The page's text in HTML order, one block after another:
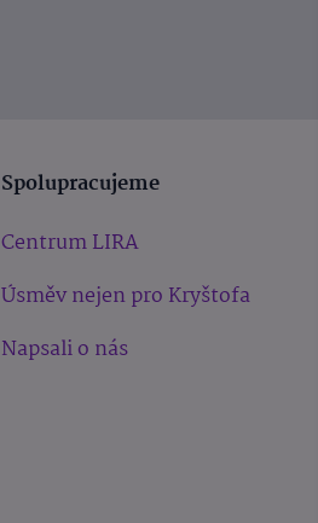
Spolupracujeme
Centrum LIRA
Úsměv nejen pro Kryštofa
Napsali o nás